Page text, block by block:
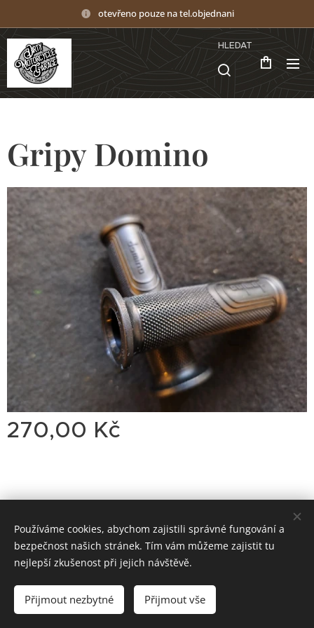
otevřeno pouze na tel.objednani
HLEDAT
Gripy Domino
270,00 Kč
Vyprodáno
DirtyMotorcycleGarage
Classic Trial-Enduro
Cookies
Používáme cookies, abychom zajistili správné fungování a
bezpečnost našich stránek. Tím vám můžeme zajistit tu
nejlepší zkušenost při jejich návštěvě.
Přijmout nezbytné Přijmout vše